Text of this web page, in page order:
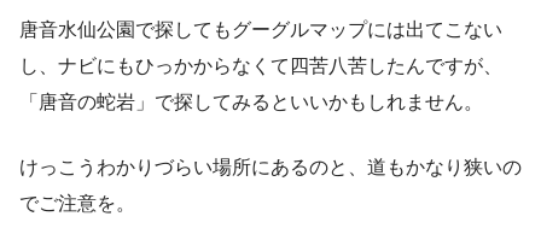
唐音水仙公園で探してもグーグルマップには出てこない
し、ナビにもひっかからなくて四苦八苦したんですが、
「唐音の蛇岩」で探してみるといいかもしれません。
けっこうわかりづらい場所にあるのと、道もかなり狭いの
でご注意を。